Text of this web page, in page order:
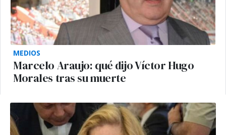
MEDIOS
Marcelo Araujo: qué dijo Víctor Hugo
Morales tras su muerte